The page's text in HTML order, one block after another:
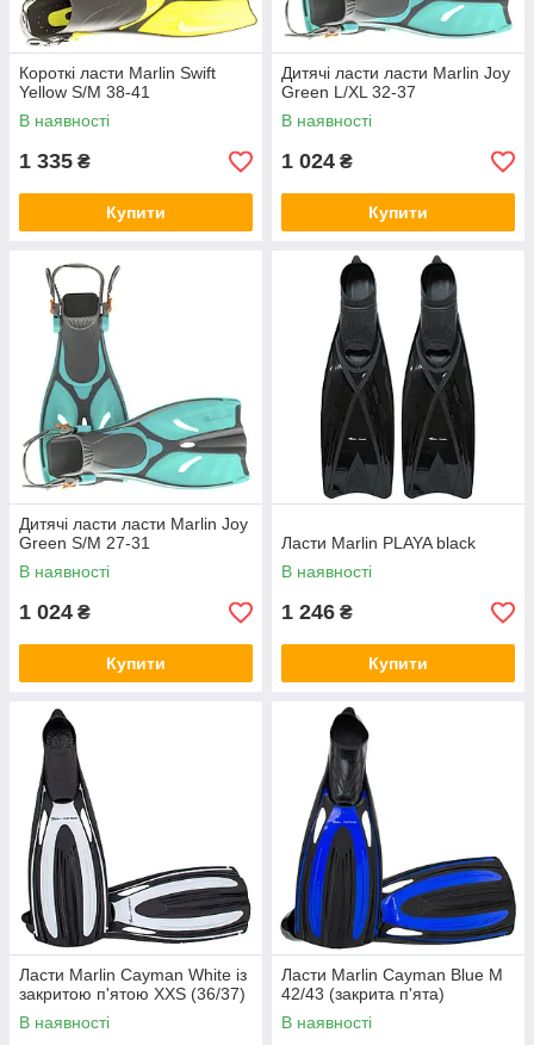
Короткі ласти Marlin Swift
Yellow S/M 38-41
В наявності
1 335 ₴
Купити
Дитячі ласти ласти Marlin Joy
Green L/XL 32-37
В наявності
1 024 ₴
Купити
Дитячі ласти ласти Marlin Joy
Green S/M 27-31
В наявності
1 024 ₴
Купити
Ласти Marlin PLAYA black
В наявності
1 246 ₴
Купити
Ласти Marlin Cayman White із
закритою п'ятою XXS (36/37)
В наявності
Ласти Marlin Cayman Blue M
42/43 (закрита п'ята)
В наявності